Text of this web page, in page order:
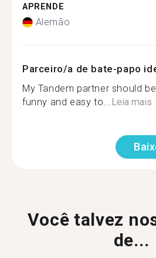
APRENDE
Alemão
Parceiro/a de bate-papo
My Tandem partner should
funny and easy to...Leia mais
Você talvez
de...